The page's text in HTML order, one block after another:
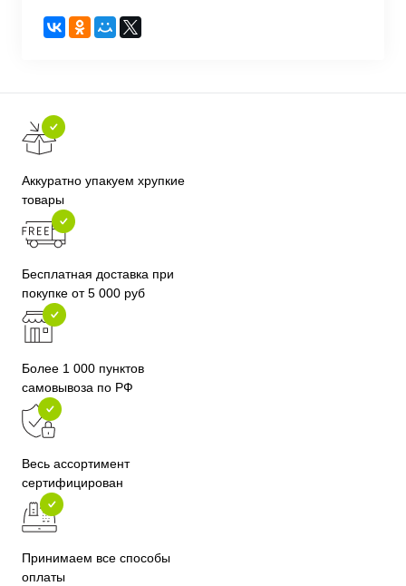
Аккуратно упакуем хрупкие
товары
Бесплатная доставка при
покупке от 5 000 руб
Более 1 000 пунктов
самовывоза по РФ
Весь ассортимент
сертифицирован
Принимаем все способы
оплаты